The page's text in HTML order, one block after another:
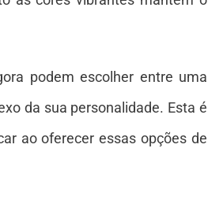
podem escolher entre uma
da sua personalidade. Esta é
ao oferecer essas opções de